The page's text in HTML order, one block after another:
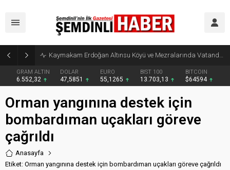
Kaymakam Erdoğan Altınsu Köyü ve Mezralarında Vatandaşlarla Buluştu
GRAM ALTIN
6.552,32
DOLAR
47,5851
EURO
55,1265
BIST 100
13.703,13
BITCOIN
$64594
Orman yangınına destek için
bombardıman uçakları göreve
çağrıldı
Anasayfa
Etiket: Orman yangınına destek için bombardıman uçakları göreve çağrıldı